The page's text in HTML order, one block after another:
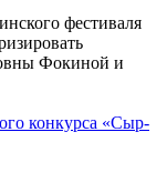
фестиваля
Фокиной и
конкурса «Сыр-